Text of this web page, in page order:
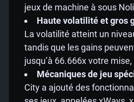
jeux de machine à sous
Haute volatilité et gros
La volatilité atteint un
tandis que les gains
jusqu’à 66.666x votre
Mécaniques de jeu
City a ajouté des